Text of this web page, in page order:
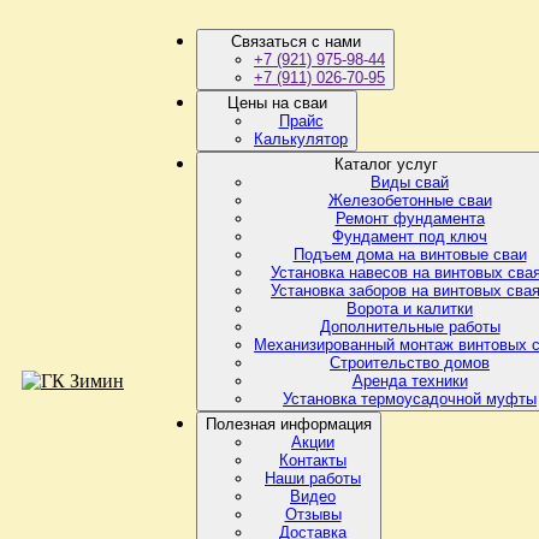
Связаться с нами
+7 (921) 975-98-44
+7 (911) 026-70-95
Цены на сваи
Прайс
Калькулятор
Каталог услуг
Виды свай
Железобетонные сваи
Ремонт фундамента
Фундамент под ключ
Подъем дома на винтовые сваи
Установка навесов на винтовых
Установка заборов на винтовых
Ворота и калитки
Дополнительные работы
Механизированный монтаж винтовых
Строительство домов
Аренда техники
Установка термоусадочной муфты
Полезная информация
Акции
Контакты
Наши работы
Видео
Отзывы
Доставка